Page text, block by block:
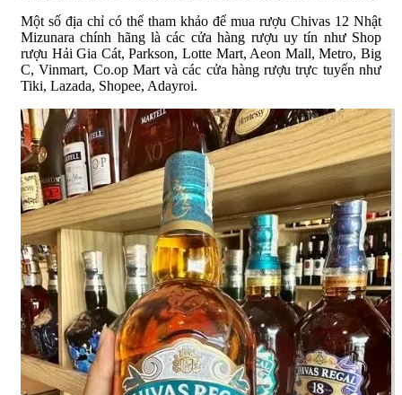
Một số địa chỉ có thể tham khảo để mua rượu Chivas 12 Nhật
Mizunara chính hãng là các cửa hàng rượu uy tín như Shop
rượu Hải Gia Cát, Parkson, Lotte Mart, Aeon Mall, Metro, Big
C, Vinmart, Co.op Mart và các cửa hàng rượu trực tuyến như
Tiki, Lazada, Shopee, Adayroi.